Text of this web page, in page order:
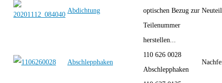
Abdichtung
optischen Bezug zur
Teilenummer
herstellen...
Abschlepphaken
110 626 0028
Abschlepphaken